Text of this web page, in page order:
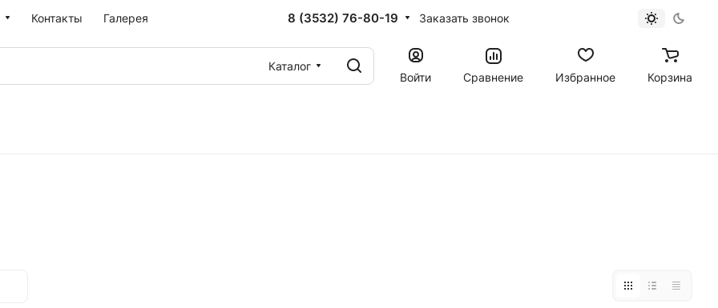
Контакты Галерея 8 (3532) 76-80-19 Заказать звонок
Каталог
Войти
Сравнение Избранное Корзина